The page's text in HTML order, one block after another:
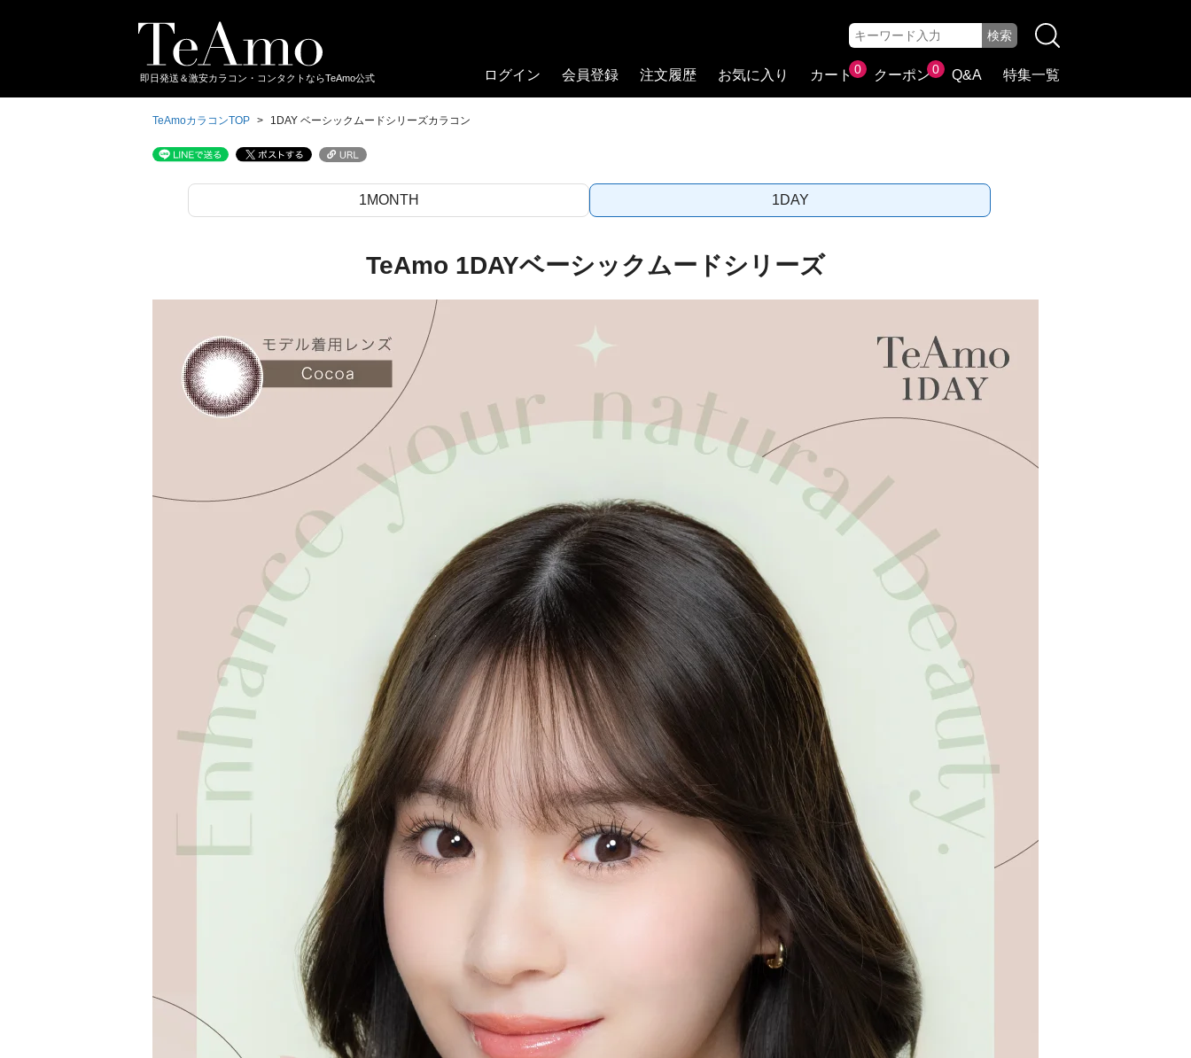
即日発送＆激安カラコン・コンタクトならTeAmo公式
TeAmoカラコンTOP 1DAY ベーシックムードシリーズカラコン
1MONTH 1DAY
TeAmo 1DAYベーシックムードシリーズ
ログイン 会員登録 注文履歴 お気に入り カート0 クーポン0 Q&A 特集一覧